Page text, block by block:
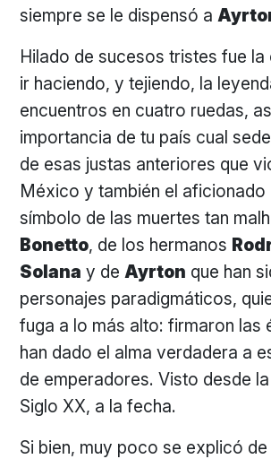
siempre se le dispensó a
Hilado de sucesos tristes fue la
ir haciendo, y tejiendo, la
encuentros en cuatro ruedas,
importancia de tu país cual
de esas justas anteriores que
México y también el aficionado
símbolo de las muertes tan
Bonetto, de los hermanos
Solana y deAyrton que han
personajes paradigmáticos,
fuga a lo más alto: firmaron las
han dado el alma verdadera a
de emperadores. Visto desde
Siglo XX, a la fecha.
Si bien, muy poco se explicó